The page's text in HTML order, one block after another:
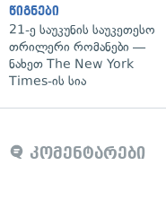
წიგნები
21-ე საუკუნის საუკეთესო
თრილერი რომანები —
ნახეთ The New York
Times-ის სია
კომენტარები